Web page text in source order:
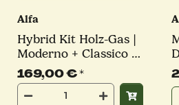
Alfa
Hybrid Kit Holz-Gas |
Moderno + Classico 2
Pizza | Alfa Forni
169,00 €*